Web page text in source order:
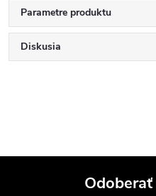
Parametre produktu
Diskusia